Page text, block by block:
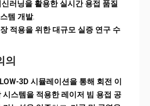
신러닝을 활용한 실시간 용접 품질
템 개발.
적용을 위한 대규모 실증 연구 수
의
3D 시뮬레이션을 통해 회전 이
시스템을 적용한 레이저 빔 용접 공